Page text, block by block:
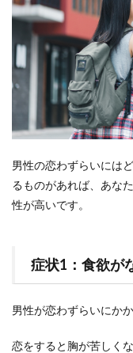
男性の恋わずらいには
るものがあれば、あな
性が高いです。
症状1：食欲が
男性が恋わずらいにか
恋をすると胸が苦しく